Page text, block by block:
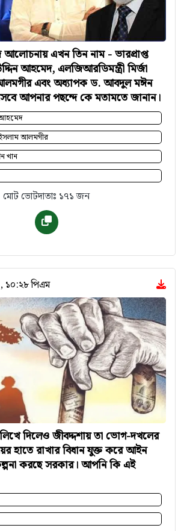
আলোচনায় এখন তিন নাম - ভারপ্রাপ্ত
আহমেদ, এলজিআরডিমন্ত্রী মির্জা
এবং অধ্যাপক ড. আবদুল মঈন
আপনার পছন্দে কে মতামতে জানান।
আহমেদ
আলমগীর
খান
মোট ভোটদাতাঃ ১৭১ জন
পিএম
দিলেও জীবদ্দশায় তা ভোগ-দখলের
হাতে রাখার বিধান যুক্ত করে আইন
করছে সরকার। আপনি কি এই